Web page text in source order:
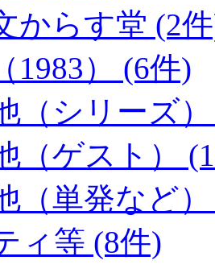
からす堂 (2
1983） (6件)
（シリーズ
（ゲスト）
（単発など
ィ等 (8件)